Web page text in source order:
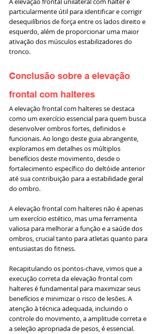
particularmente útil para identificar e corrigir
desequilíbrios de força entre os lados direito e
esquerdo, além de proporcionar uma maior
ativação dos músculos estabilizadores do
tronco.
Conclusão sobre a elevação
frontal com halteres
A elevação frontal com halteres se destaca
como um exercício essencial para quem busca
desenvolver ombros fortes, definidos e
funcionais. Ao longo deste guia abrangente,
exploramos em detalhes os múltiplos
benefícios deste movimento, desde o
fortalecimento específico do deltóide anterior
até sua contribuição para a estabilidade geral
do ombro.
A elevação frontal com halteres não é apenas
um exercício estético, mas uma ferramenta
valiosa para melhorar a função e a saúde dos
ombros, crucial tanto para atletas quanto para
entusiastas do fitness.
Recapitulando os pontos-chave, vimos que a
execução correta da elevação frontal com
halteres é fundamental para maximizar seus
benefícios e minimizar o risco de lesões. A
atenção à técnica adequada, incluindo o
controle do movimento, a amplitude correta e
a seleção apropriada de pesos, é essencial.